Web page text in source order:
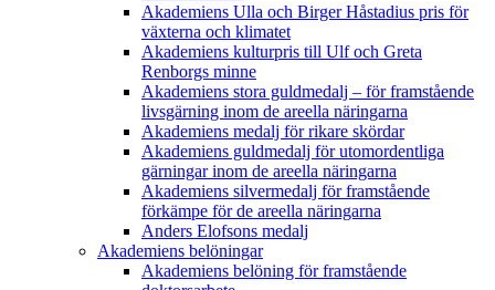
Akademiens Ulla och Birger Håstadius pris för
växterna och klimatet
Akademiens kulturpris till Ulf och Greta
Renborgs minne
Akademiens stora guldmedalj – för framstående
livsgärning inom de areella näringarna
Akademiens medalj för rikare skördar
Akademiens guldmedalj för utomordentliga
gärningar inom de areella näringarna
Akademiens silvermedalj för framstående
förkämpe för de areella näringarna
Anders Elofsons medalj
Akademiens belöningar
Akademiens belöning för framstående